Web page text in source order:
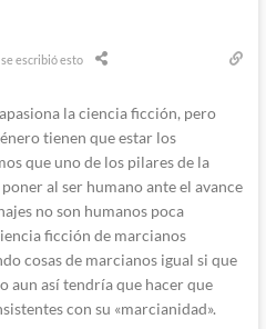
escribió esto
la ciencia ficción, pero
tienen que estar los
que uno de los pilares de la
al ser humano ante el avance
no son humanos poca
ficción de marcianos
cosas de marcianos igual si que
aun así tendría que hacer que
con su «marcianidad».